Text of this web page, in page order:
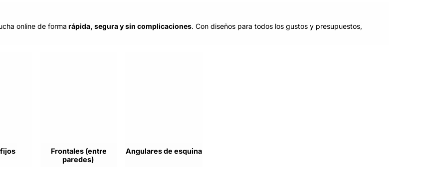
online de forma rápida, segura y sin complicaciones. Con diseños para todos los gustos y presupuestos,
Frontales (entre
paredes)
Angulares de esquina